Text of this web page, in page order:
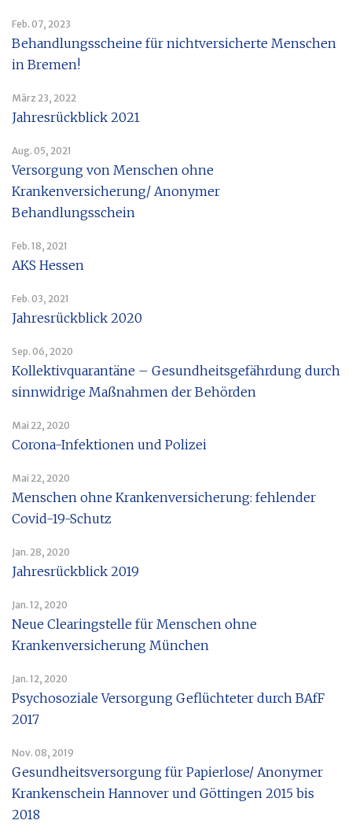
Feb. 07, 2023
Behandlungsscheine für nichtversicherte Menschen
in Bremen!
März 23, 2022
Jahresrückblick 2021
Aug. 05, 2021
Versorgung von Menschen ohne
Krankenversicherung/ Anonymer
Behandlungsschein
Feb. 18, 2021
AKS Hessen
Feb. 03, 2021
Jahresrückblick 2020
Sep. 06, 2020
Kollektivquarantäne – Gesundheitsgefährdung durch
sinnwidrige Maßnahmen der Behörden
Mai 22, 2020
Corona-Infektionen und Polizei
Mai 22, 2020
Menschen ohne Krankenversicherung: fehlender
Covid-19-Schutz
Jan. 28, 2020
Jahresrückblick 2019
Jan. 12, 2020
Neue Clearingstelle für Menschen ohne
Krankenversicherung München
Jan. 12, 2020
Psychosoziale Versorgung Geflüchteter durch BAfF
2017
Nov. 08, 2019
Gesundheitsversorgung für Papierlose/ Anonymer
Krankenschein Hannover und Göttingen 2015 bis
2018